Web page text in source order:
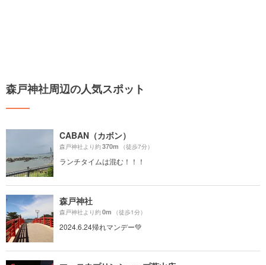
森戸神社周辺の人気スポット
CABAN（カボン）
森戸神社より約370m （徒歩7分）
ランチタイムは混む！！！
森戸神社
森戸神社より約0m （徒歩1分）
2024.6.24帰れマンデー💚